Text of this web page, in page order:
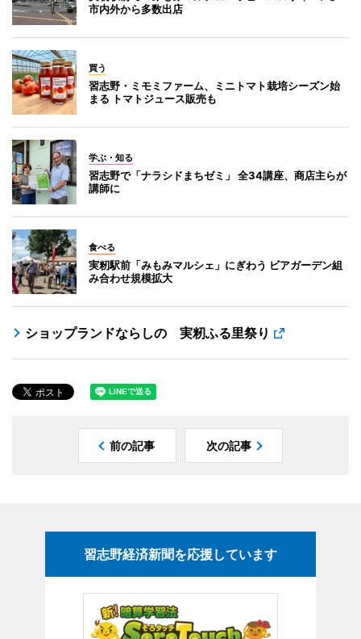
市内外から多数出店
買う
習志野・ミモミファーム、ミニトマト栽培シーズン始
まる トマトジュース販売も
学ぶ・知る
習志野で「ナラシドまちゼミ」 全34講座、商店主らが
講師に
食べる
実籾駅前「みもみマルシェ」にぎわう ビアガーデン組
み合わせ規模拡大
ショップランドならしの 実籾ふる里祭り
前の記事 次の記事
習志野経済新聞を応援しています